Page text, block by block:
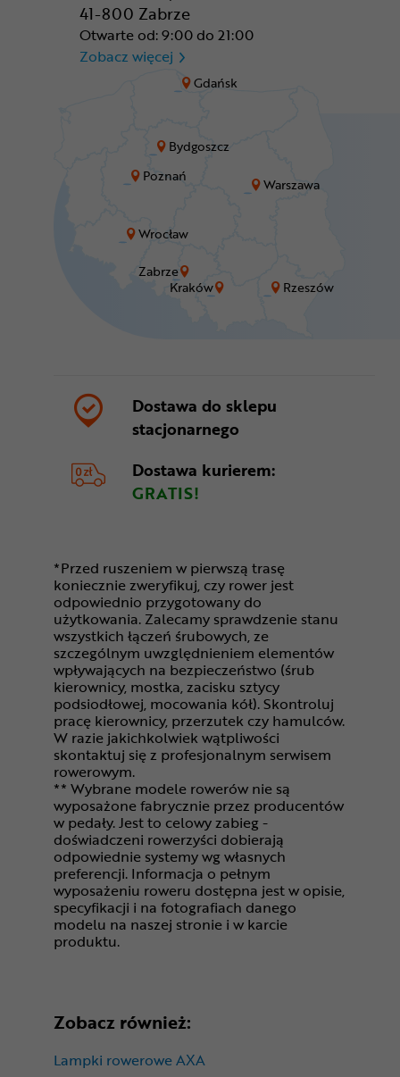
Bydgoszcz
Gdańsk
Kraków
Poznań
Rzeszów
Warszawa
Wrocław
Zabrze
41-800 Zabrze
Otwarte od: 9:00 do 21:00
Zobacz więcej CR Zabrze - M1 Zabrze
Dostawa do sklepu
stacjonarnego
Dostawa kurierem:
GRATIS!
*Przed ruszeniem w pierwszą trasę
koniecznie zweryfikuj, czy rower jest
odpowiednio przygotowany do
użytkowania. Zalecamy sprawdzenie stanu
wszystkich łączeń śrubowych, ze
szczególnym uwzględnieniem elementów
wpływających na bezpieczeństwo (śrub
kierownicy, mostka, zacisku sztycy
podsiodłowej, mocowania kół). Skontroluj
pracę kierownicy, przerzutek czy hamulców.
W razie jakichkolwiek wątpliwości
skontaktuj się z profesjonalnym serwisem
rowerowym.
** Wybrane modele rowerów nie są
wyposażone fabrycznie przez producentów
w pedały. Jest to celowy zabieg -
doświadczeni rowerzyści dobierają
odpowiednie systemy wg własnych
preferencji. Informacja o pełnym
wyposażeniu roweru dostępna jest w opisie,
specyfikacji i na fotografiach danego
modelu na naszej stronie i w karcie
produktu.
Zobacz również:
Lampki rowerowe AXA